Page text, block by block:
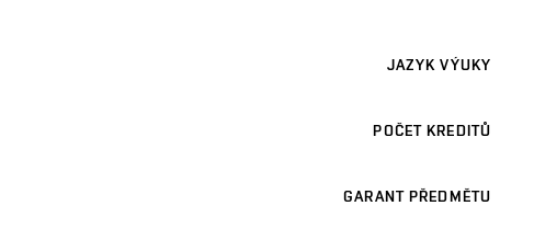
JAZYK VÝUKY
POČET KREDITŮ
GARANT PŘEDMĚTU